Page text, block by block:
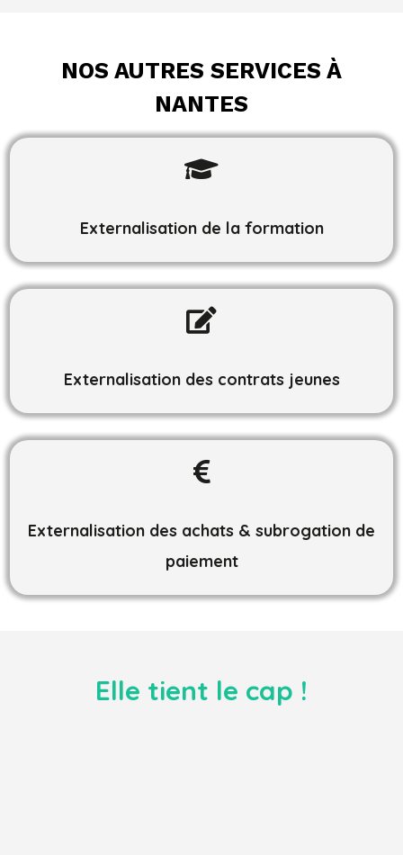
NOS AUTRES SERVICES À
NANTES

Externalisation de la formation

Externalisation des contrats jeunes

Externalisation des achats & subrogation de
paiement
Elle tient le cap !